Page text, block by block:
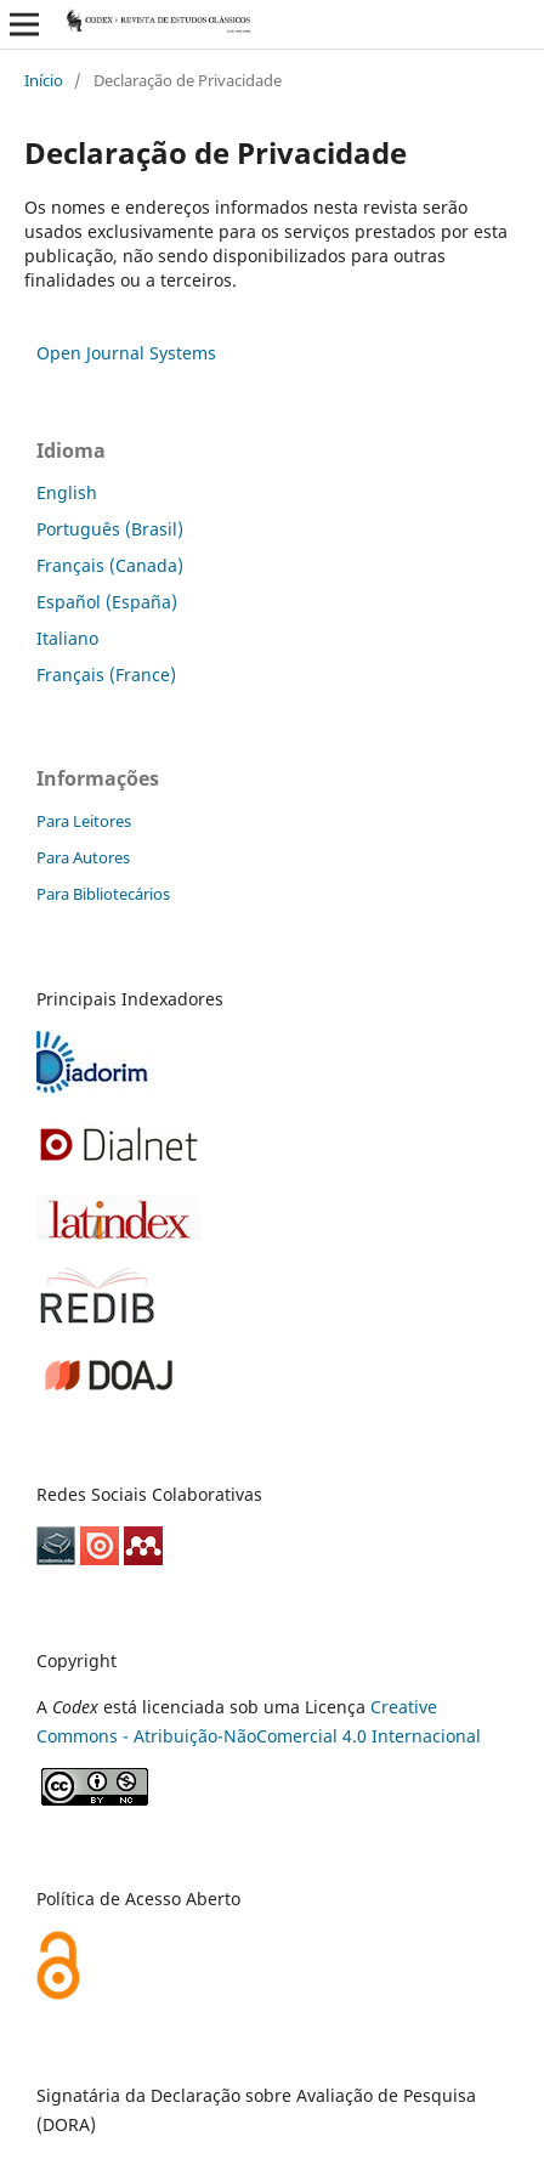
Início / Declaração de Privacidade
Declaração de Privacidade
Os nomes e endereços informados nesta revista serão
usados exclusivamente para os serviços prestados por esta
publicação, não sendo disponibilizados para outras
finalidades ou a terceiros.
Open Journal Systems
Idioma
English
Português (Brasil)
Français (Canada)
Español (España)
Italiano
Français (France)
Informações
Para Leitores
Para Autores
Para Bibliotecários
Principais Indexadores
Redes Sociais Colaborativas
Copyright
A Codex está licenciada sob uma Licença Creative
Commons - Atribuição-NãoComercial 4.0 Internacional
Política de Acesso Aberto
Signatária da Declaração sobre Avaliação de Pesquisa
(DORA)